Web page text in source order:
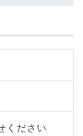
ください